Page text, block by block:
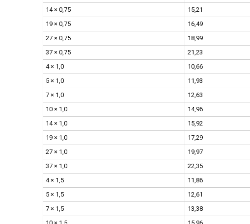
14 × 0,75
15,21
19 × 0,75
16,49
27 × 0,75
18,99
37 × 0,75
21,23
4 × 1,0
10,66
5 × 1,0
11,93
7 × 1,0
12,63
10 × 1,0
14,96
14 × 1,0
15,92
19 × 1,0
17,29
27 × 1,0
19,97
37 × 1,0
22,35
4 × 1,5
11,86
5 × 1,5
12,61
7 × 1,5
13,38